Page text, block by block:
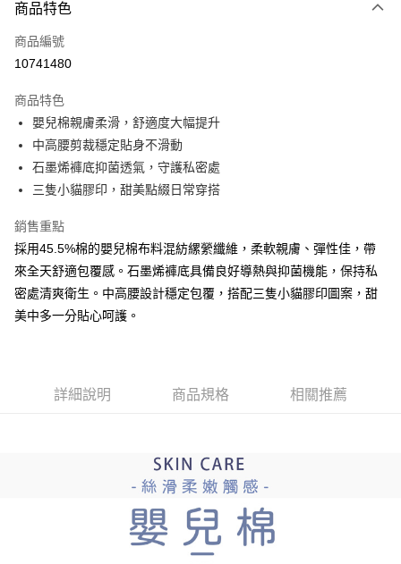
信用卡一次付款
超商取貨付款
Apple Pay
街口支付
悠遊付
AFTEE先享後付
相關說明
AFTEE先享後付是「在收到商品之後才付款」的支付方式。 讓您購物簡單
便利好安心！
１．簡單：不需註冊會員、不需綁卡、不需儲值。
２．便利：只要手機號碼，簡訊認證，即可結帳。
１．於結帳方式選擇「AFTEE先享後付」後，將跳轉至「AFTEE先享後付」
結帳頁面，進行簡訊認證並確認金額後，即可完成結帳。
※ 請注意：結帳手續完成當下不需立刻繳費，但若您需要取消訂單，請聯絡
購買商品的店家。未經商家同意取消之訂單仍視為有效，需透過AFTEE先享
※ 交易是否成功請以「AFTEE先享後付 」之結帳頁面顯示為準，若有關於
是否繳費成功／繳費後需取消欲退款等相關疑問，請聯繫「AFTEE先享後付
https://netprotections.freshdesk.com/support/home
ATM付款
運送方式
付款後全家取貨
每筆NT$80，滿NT$899(含以上)免運費
每筆NT$80，滿NT$899(含以上)免運費
商品特色
商品編號
10741480
商品特色
嬰兒棉親膚柔滑，舒適度大幅提升
中高腰剪裁穩定貼身不滑動
石墨烯褲底抑菌透氣，守護私密處
三隻小貓膠印，甜美點綴日常穿搭
銷售重點
採用45.5%棉的嬰兒棉布料混紡縲縈纖維，柔軟親膚、彈性佳，帶
來全天舒適包覆感。石墨烯褲底具備良好導熱與抑菌機能，保持私
密處清爽衛生。中高腰設計穩定包覆，搭配三隻小貓膠印圖案，甜
美中多一分貼心呵護。
詳細說明 商品規格 相關推薦